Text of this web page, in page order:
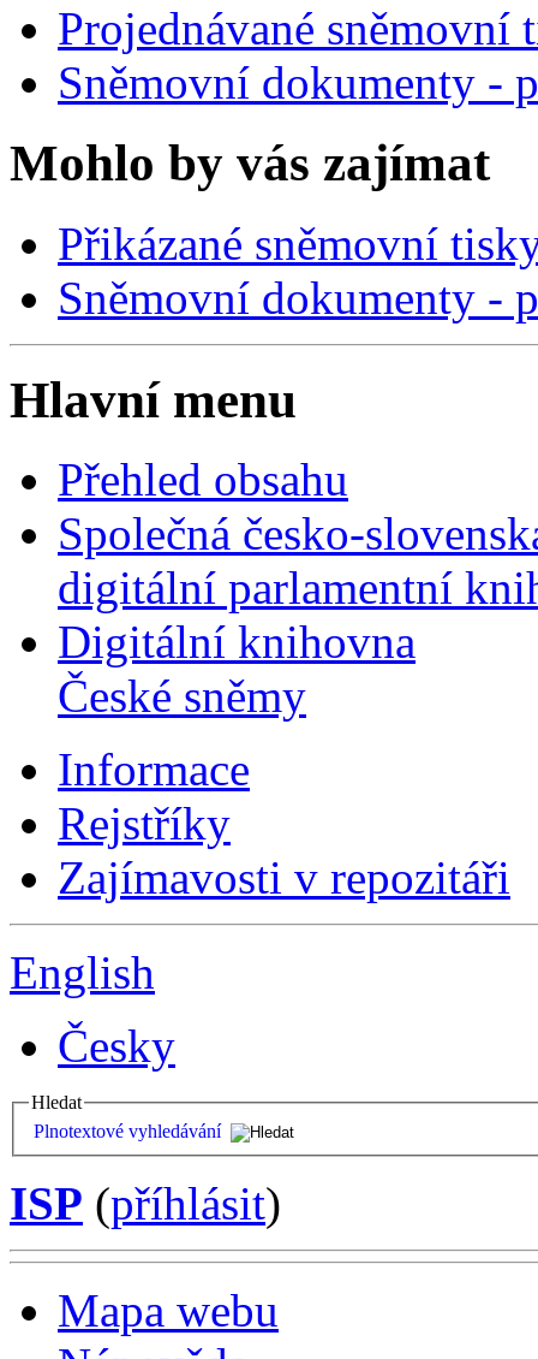
Projednávané sněmovní
Sněmovní dokumenty -
Mohlo by vás zajímat
Přikázané sněmovní
Sněmovní dokumenty -
Hlavní menu
Přehled obsahu
Společná česko-
digitální parlamentní
Digitální knihovna
České sněmy
Informace
Rejstříky
Zajímavosti v repozitáři
English
Česky
Hledat
Plnotextové vyhledávání
ISP (příhlásit)
Mapa webu